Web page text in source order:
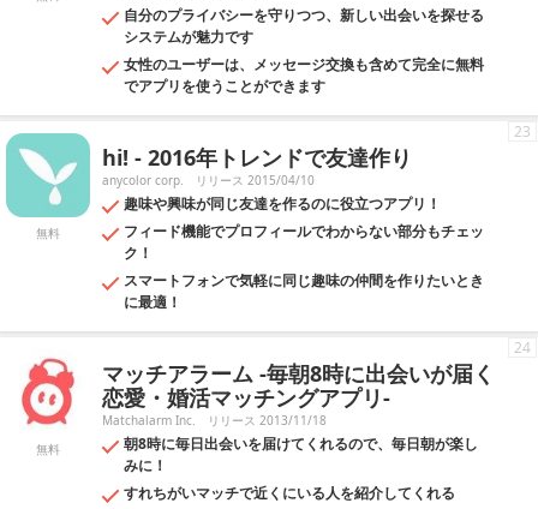
自分のプライバシーを守りつつ、新しい出会いを探せる
システムが魅力です
女性のユーザーは、メッセージ交換も含めて完全に無料
でアプリを使うことができます
無料
hi! - 2016年トレンドで友達作り
anycolor corp. リリース 2015/04/10
趣味や興味が同じ友達を作るのに役立つアプリ！
フィード機能でプロフィールでわからない部分もチェッ
ク！
スマートフォンで気軽に同じ趣味の仲間を作りたいとき
に最適！
23
無料
マッチアラーム -毎朝8時に出会いが届く
恋愛・婚活マッチングアプリ-
Matchalarm Inc. リリース 2013/11/18
朝8時に毎日出会いを届けてくれるので、毎日朝が楽し
みに！
すれちがいマッチで近くにいる人を紹介してくれる
24